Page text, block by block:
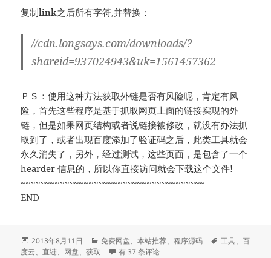
复制link之后所有字符,并替换：
//cdn.longsays.com/downloads/?
shareid=937024943&uk=1561457362
ＰＳ：使用这种方法获取外链是否有风险呢，肯定有风
险，首先这些程序是基于抓取网页上面的链接实现的外
链，但是如果网页结构或者说链接被修改，就没有办法抓
取到了，或者出现百度添加了验证码之后，此类工具就会
永久消失了，另外，经过测试，这些页面，是包含了一个
hearder 信息的，所以你直接访问就会下载这个文件!
~~~~~~~~~~~~~~~~~~~~~~~~~~~~~~~~~~~~~~
END
发
布
2013年8月11日
分
免费网盘、本站推荐、程序源码
标
工具、百
度云、直链、 网盘、获取 百度云网盘直链获取工具【2013年8月11日更
有 37 条评论